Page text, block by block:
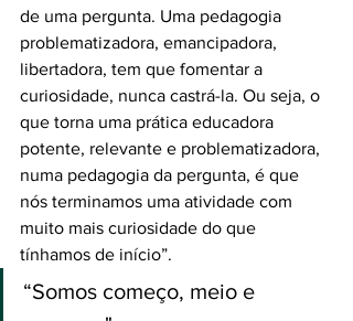
de uma pergunta. Uma pedagogia
problematizadora, emancipadora,
libertadora, tem que fomentar a
curiosidade, nunca castrá-la. Ou seja, o
que torna uma prática educadora
potente, relevante e problematizadora,
numa pedagogia da pergunta, é que
nós terminamos uma atividade com
muito mais curiosidade do que
tínhamos de início”.
“Somos começo, meio e